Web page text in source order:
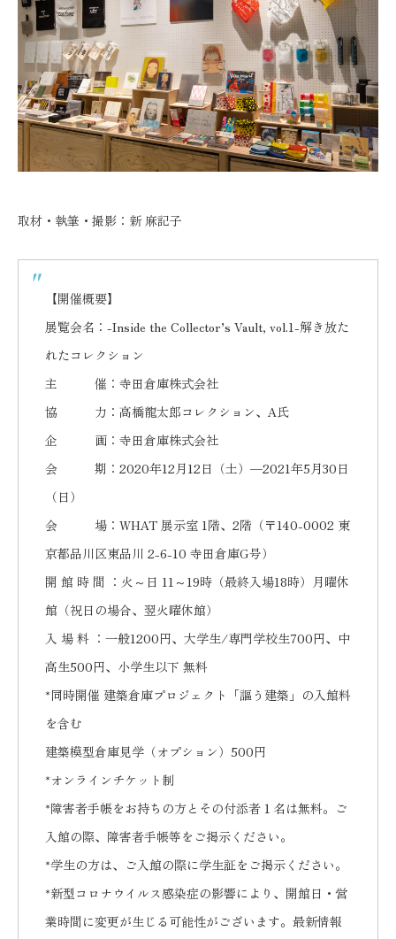
取材・執筆・撮影：新 麻記子
【開催概要】
展覧会名：-Inside the Collector’s Vault, vol.1-解き放た
れたコレクション
主 催：寺田倉庫株式会社
協 力：高橋龍太郎コレクション、A氏
企 画：寺田倉庫株式会社
会 期：2020年12月12日（土）—2021年5月30日
（日）
会 場：WHAT 展示室 1階、2階（〒140-0002 東
京都品川区東品川 2-6-10 寺田倉庫G号）
開 館 時 間 ：火～日 11～19時（最終入場18時）月曜休
館（祝日の場合、翌火曜休館）
入 場 料 ：一般1200円、大学生/専門学校生700円、中
高生500円、小学生以下 無料
*同時開催 建築倉庫プロジェクト「謳う建築」の入館料
を含む
建築模型倉庫見学（オプション）500円
*オンラインチケット制
*障害者手帳をお持ちの方とその付添者１名は無料。ご
入館の際、障害者手帳等をご掲示ください。
*学生の方は、ご入館の際に学生証をご掲示ください。
*新型コロナウイルス感染症の影響により、開館日・営
業時間に変更が生じる可能性がございます。最新情報